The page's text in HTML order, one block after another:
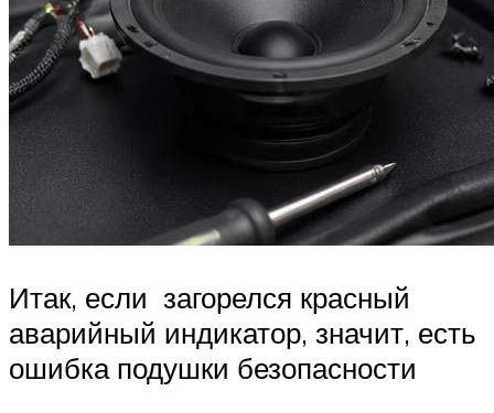
Итак, если загорелся красный
аварийный индикатор, значит, есть
ошибка подушки безопасности